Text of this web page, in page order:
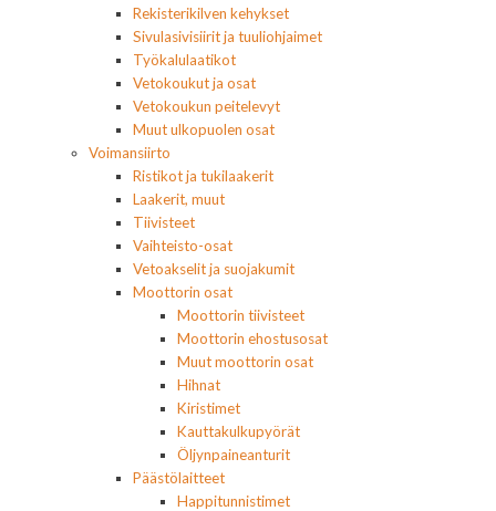
Rekisterikilven kehykset
Sivulasivisiirit ja tuuliohjaimet
Työkalulaatikot
Vetokoukut ja osat
Vetokoukun peitelevyt
Muut ulkopuolen osat
Voimansiirto
Ristikot ja tukilaakerit
Laakerit, muut
Tiivisteet
Vaihteisto-osat
Vetoakselit ja suojakumit
Moottorin osat
Moottorin tiivisteet
Moottorin ehostusosat
Muut moottorin osat
Hihnat
Kiristimet
Kauttakulkupyörät
Öljynpaineanturit
Päästölaitteet
Happitunnistimet